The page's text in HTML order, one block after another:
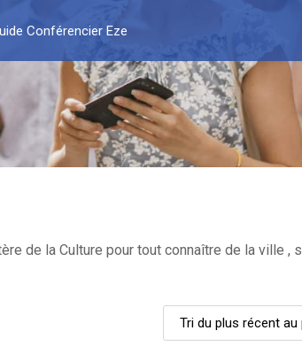
Conférencier Eze
de la Culture pour tout connaître de la ville